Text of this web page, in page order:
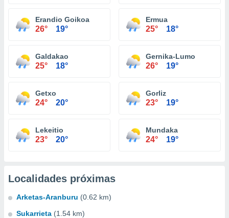
Erandio Goikoa
26° 19°
Ermua
25° 18°
Galdakao
25° 18°
Gernika-Lumo
26° 19°
Getxo
24° 20°
Gorliz
23° 19°
Lekeitio
23° 20°
Mundaka
24° 19°
Localidades próximas
Arketas-Aranburu (0.62 km)
Sukarrieta (1.54 km)